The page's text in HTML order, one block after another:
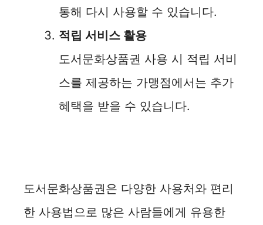
통해 다시 사용할 수 있습니다.
적립 서비스 활용
도서문화상품권 사용 시 적립 서비
스를 제공하는 가맹점에서는 추가
혜택을 받을 수 있습니다.
도서문화상품권은 다양한 사용처와 편리
한 사용법으로 많은 사람들에게 유용한